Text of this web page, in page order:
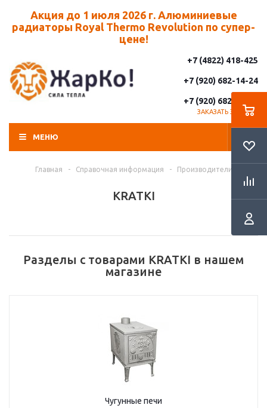
Акция до 1 июля 2026 г. Алюминиевые
радиаторы Royal Thermo Revolution по супер-
цене!
+7 (4822) 418-425
+7 (920) 682-14-24
+7 (920) 682-14-25
ЗАКАЗАТЬ ЗВОНОК
МЕНЮ
Главная - Справочная информация - Производители
KRATKI
Разделы с товарами KRATKI в нашем
магазине
Чугунные печи